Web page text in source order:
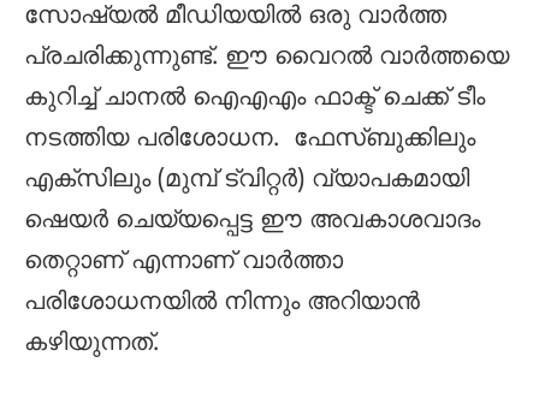
സോഷ്യൽ മീഡിയയിൽ ഒരു വാർത്ത
പ്രചരിക്കുന്നുണ്ട്. ഈ വൈറൽ വാർത്തയെ
കുറിച്ച് ചാനൽ ഐഎഎം ഫാക്ട് ചെക്ക് ടീം
നടത്തിയ പരിശോധന. ഫേസ്ബുക്കിലും
എക്‌സിലും (മുമ്പ് ട്വിറ്റർ) വ്യാപകമായി
ഷെയർ ചെയ്യപ്പെട്ട ഈ അവകാശവാദം
തെറ്റാണ് എന്നാണ് വാർത്താ
പരിശോധനയിൽ നിന്നും അറിയാൻ
കഴിയുന്നത്.